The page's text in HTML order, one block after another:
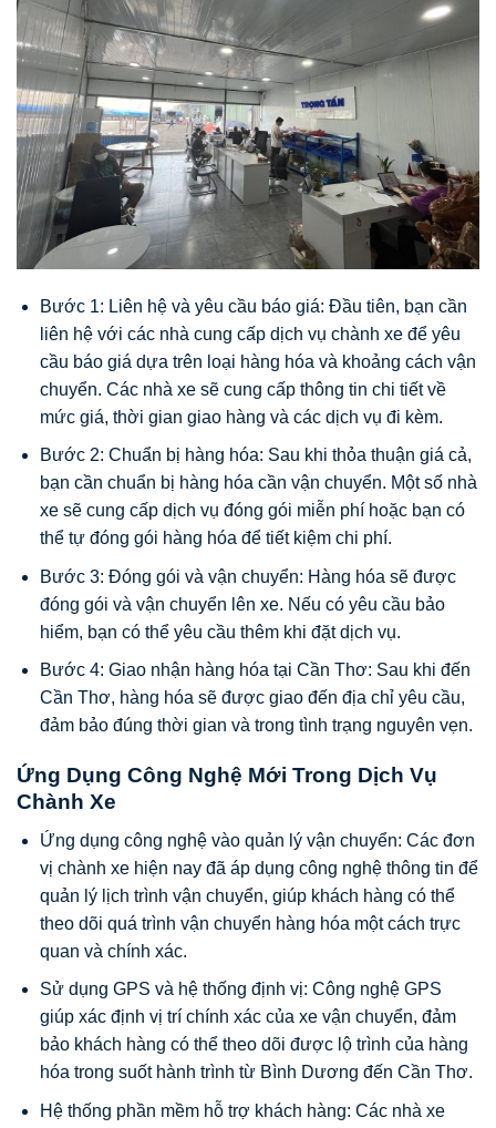
Bước 1: Liên hệ và yêu cầu báo giá: Đầu tiên, bạn cần
liên hệ với các nhà cung cấp dịch vụ chành xe để yêu
cầu báo giá dựa trên loại hàng hóa và khoảng cách vận
chuyển. Các nhà xe sẽ cung cấp thông tin chi tiết về
mức giá, thời gian giao hàng và các dịch vụ đi kèm.
Bước 2: Chuẩn bị hàng hóa: Sau khi thỏa thuận giá cả,
bạn cần chuẩn bị hàng hóa cần vận chuyển. Một số nhà
xe sẽ cung cấp dịch vụ đóng gói miễn phí hoặc bạn có
thể tự đóng gói hàng hóa để tiết kiệm chi phí.
Bước 3: Đóng gói và vận chuyển: Hàng hóa sẽ được
đóng gói và vận chuyển lên xe. Nếu có yêu cầu bảo
hiểm, bạn có thể yêu cầu thêm khi đặt dịch vụ.
Bước 4: Giao nhận hàng hóa tại Cần Thơ: Sau khi đến
Cần Thơ, hàng hóa sẽ được giao đến địa chỉ yêu cầu,
đảm bảo đúng thời gian và trong tình trạng nguyên vẹn.
Ứng Dụng Công Nghệ Mới Trong Dịch Vụ
Chành Xe
Ứng dụng công nghệ vào quản lý vận chuyển: Các đơn
vị chành xe hiện nay đã áp dụng công nghệ thông tin để
quản lý lịch trình vận chuyển, giúp khách hàng có thể
theo dõi quá trình vận chuyển hàng hóa một cách trực
quan và chính xác.
Sử dụng GPS và hệ thống định vị: Công nghệ GPS
giúp xác định vị trí chính xác của xe vận chuyển, đảm
bảo khách hàng có thể theo dõi được lộ trình của hàng
hóa trong suốt hành trình từ Bình Dương đến Cần Thơ.
Hệ thống phần mềm hỗ trợ khách hàng: Các nhà xe